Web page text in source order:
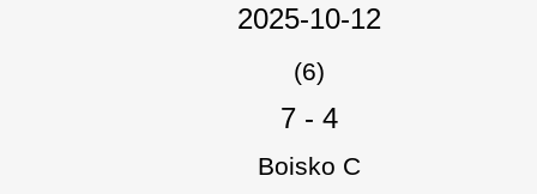
2025-10-12
(6)
7 - 4
Boisko C